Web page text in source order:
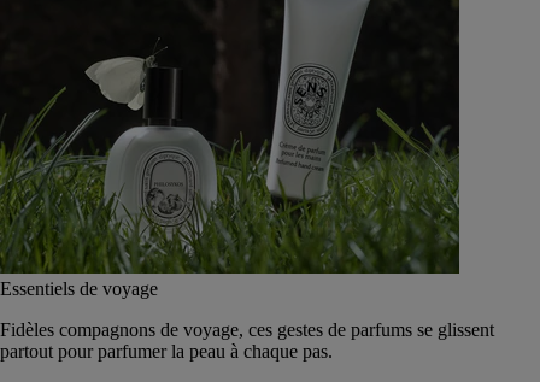
Essentiels de voyage
Fidèles compagnons de voyage, ces gestes de parfums se glissent
partout pour parfumer la peau à chaque pas.